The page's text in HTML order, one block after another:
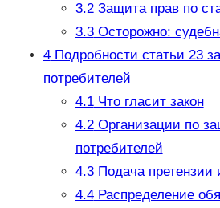
3.2Защита прав по
3.3Осторожно:
4Подробности статьи 23
потребителей
4.1Что гласит закон
4.2Организации по
потребителей
4.3Подача претензии
4.4Распределение